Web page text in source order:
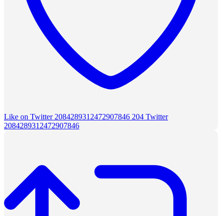
Like on Twitter 2084289312472907846 204 Twitter
2084289312472907846